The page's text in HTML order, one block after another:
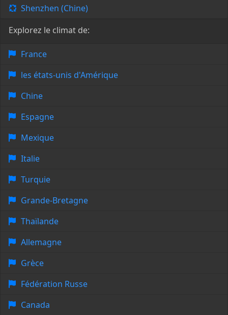
Shenzhen (Chine)
Explorez le climat de:
France
les états-unis d'Amérique
Chine
Espagne
Mexique
Italie
Turquie
Grande-Bretagne
Thaïlande
Allemagne
Grèce
Fédération Russe
Canada